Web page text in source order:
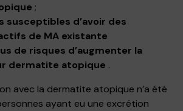
;
susceptibles d’avoir des
de MA existante
de risques d’augmenter la
dermatite atopique .
avec la dermatite atopique n’a été
ayant eu une excrétion